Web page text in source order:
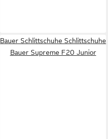
Bauer Schlittschuhe Schlittschuhe
Bauer Supreme F20 Junior